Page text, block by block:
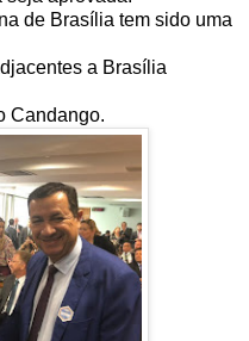
de Brasília tem sido uma
a Brasília
Candango.